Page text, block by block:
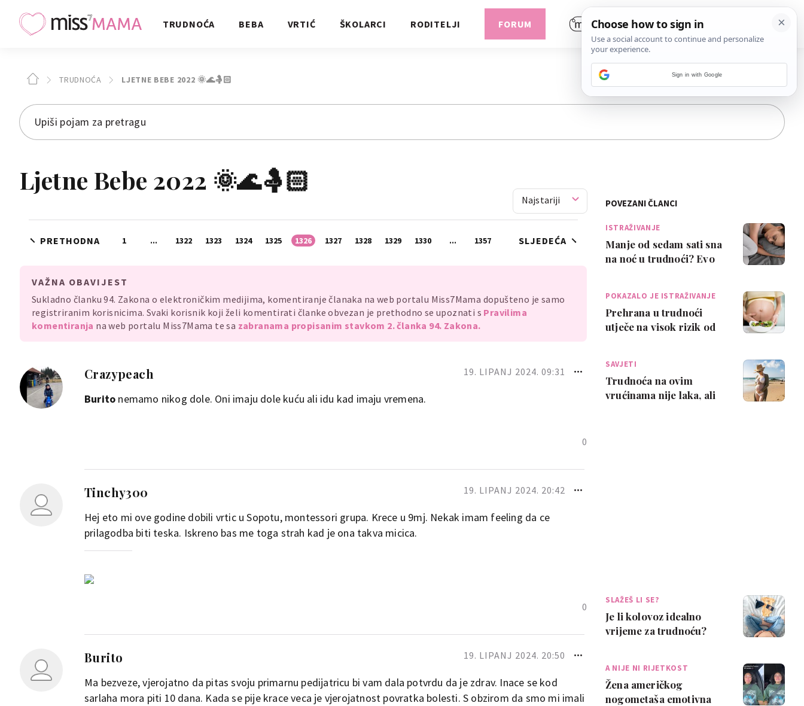
TRUDNOĆA BEBA VRTIĆ ŠKOLARCI RODITELJI FORUM
TRUDNOĆA LJETNE BEBE 2022 🌞🌊🤱🏻
Ljetne Bebe 2022 🌞🌊🤱🏻
Najstariji
PRETHODNA 1 ... 1322 1323 1324 1325 1326 1327 1328 1329 1330 ... 1357 SLJEDEĆA
VAŽNA OBAVIJEST
Sukladno članku 94. Zakona o elektroničkim medijima, komentiranje članaka na web portalu Miss7Mama dopušteno je samo
registriranim korisnicima. Svaki korisnik koji želi komentirati članke obvezan je prethodno se upoznati s Pravilima
komentiranja na web portalu Miss7Mama te sa zabranama propisanim stavkom 2. članka 94. Zakona.
Crazypeach 19. LIPANJ 2024. 09:31
Burito nemamo nikog dole. Oni imaju dole kuću ali idu kad imaju vremena.
0
Tinchy300 19. LIPANJ 2024. 20:42
Hej eto mi ove godine dobili vrtic u Sopotu, montessori grupa. Krece u 9mj. Nekak imam feeling da ce
prilagodba biti teska. Iskreno bas me toga strah kad je ona takva micica.
0
Burito 19. LIPANJ 2024. 20:50
Ma bezveze, vjerojatno da pitas svoju primarnu pedijatricu bi vam dala potvrdu da je zdrav. Inace se kod
sarlaha mora piti 10 dana. Kada se pije krace veca je vjerojatnost povratka bolesti. S obzirom da smo mi imali
POVEZANI ČLANCI
ISTRAŽIVANJE
Manje od sedam sati sna
na noć u trudnoći? Evo
POKAZALO JE ISTRAŽIVANJE
Prehrana u trudnoći
utječe na visok rizik od
SAVJETI
Trudnoća na ovim
vrućinama nije laka, ali
SLAŽEŠ LI SE?
Je li kolovoz idealno
vrijeme za trudnoću?
A NIJE NI RIJETKOST
Žena američkog
nogometaša emotivna
Sign in with Google